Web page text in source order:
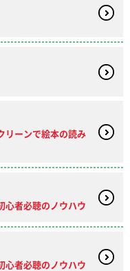
リーンで絵本の読み
心者必聴のノウハウ
心者必聴のノウハウ